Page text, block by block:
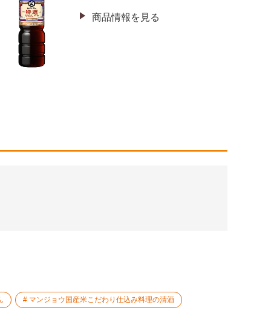
商品情報を見る
マンジョウ国産米こだわり仕込み料理の清酒